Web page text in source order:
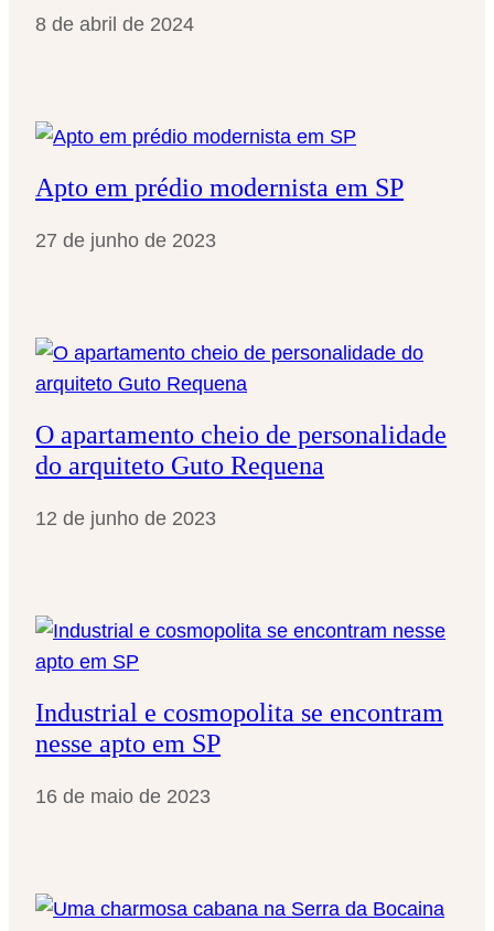
8 de abril de 2024
Apto em prédio modernista em SP
27 de junho de 2023
O apartamento cheio de personalidade
do arquiteto Guto Requena
12 de junho de 2023
Industrial e cosmopolita se encontram
nesse apto em SP
16 de maio de 2023